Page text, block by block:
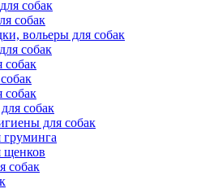
собак
собак
вольеры для собак
собак
собак
собак
собак
для собак
груминга
щенков
собак